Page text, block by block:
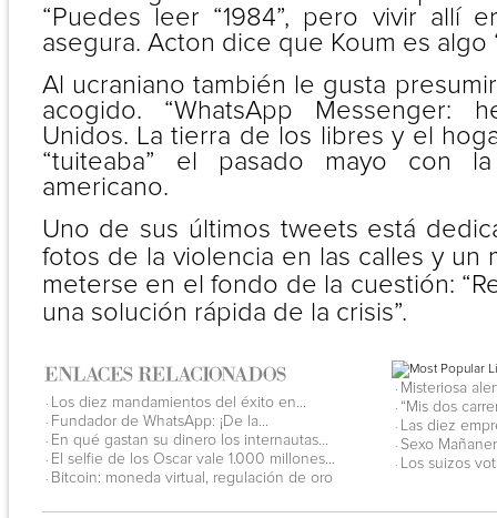
“Puedes leer “1984”, pero vivir allí
asegura. Acton dice que Koum es algo
Al ucraniano también le gusta
acogido. “WhatsApp Messenger:
Unidos. La tierra de los libres y el
“tuiteaba” el pasado mayo con
americano.
Uno de sus últimos tweets está
fotos de la violencia en las calles y un
meterse en el fondo de la cuestión:
una solución rápida de la crisis”.
· Los diez mandamientos del éxito en...
· Fundador de WhatsApp: ¡De la...
· En qué gastan su dinero los internautas...
· El selfie de los Oscar vale 1.000 millones...
· Bitcoin: moneda virtual, regulación de oro
· Misteriosa
· “Mis dos
· Las diez
· Sexo
· Los suizos